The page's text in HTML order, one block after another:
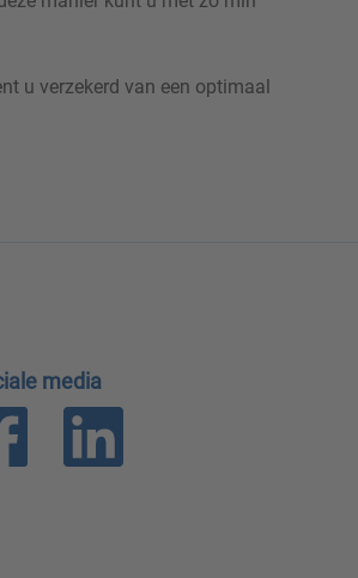
u verzekerd van een optimaal
media